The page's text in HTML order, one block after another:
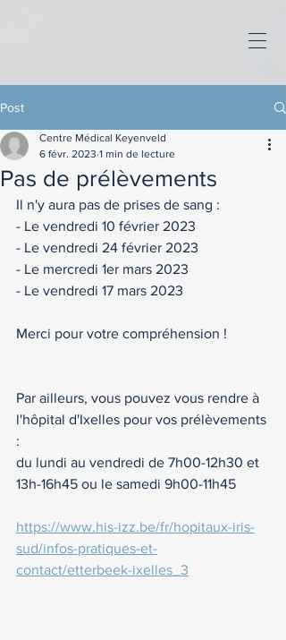
Post
Pas de prélèvements
Centre Médical Keyenveld
6 févr. 2023 1 min de lecture
Il n'y aura pas de prises de sang :
- Le vendredi 10 février 2023
- Le vendredi 24 février 2023
- Le mercredi 1er mars 2023
- Le vendredi 17 mars 2023
Merci pour votre compréhension !
Par ailleurs, vous pouvez vous rendre à
l'hôpital d'Ixelles pour vos prélèvements
:
du lundi au vendredi de 7h00-12h30 et
13h-16h45 ou le samedi 9h00-11h45
https://www.his-izz.be/fr/hopitaux-iris-
sud/infos-pratiques-et-
contact/etterbeek-ixelles_3